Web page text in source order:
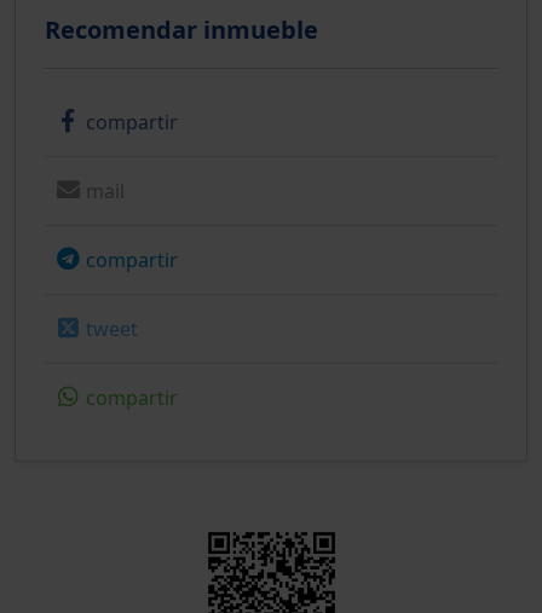
Recomendar inmueble
compartir
mail
compartir
tweet
compartir